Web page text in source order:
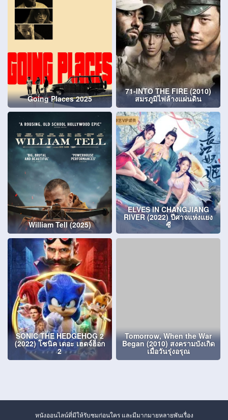
Going Places 2025
71-INTO THE FIRE (2010)
สมรภูมิไฟล้างแผ่นดิน
William Tell (2025)
ELVES IN CHANGJIANG
RIVER (2022) ปีศาจแห่งแยง
ซี
SONIC THE HEDGEHOG 2
(2022) โซนิค เดอะ เฮดจ์ฮ็อก
2
Tomorrow, When the War
Began (2010) สงครามบังเกิด
เมื่อวันรุ่งอรุณ
หนังออนไลน์ที่มีให้รับชมก่อนใคร และมีมากมายหลายพันเรื่อง